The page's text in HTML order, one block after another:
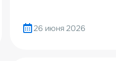
26 июня 2026